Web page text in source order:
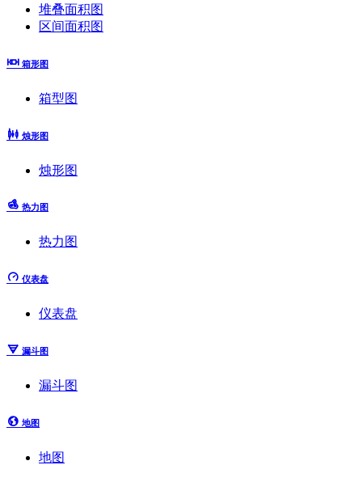
堆叠面积图
区间面积图
箱形图
箱型图
烛形图
烛形图
热力图
热力图
仪表盘
仪表盘
漏斗图
漏斗图
地图
地图